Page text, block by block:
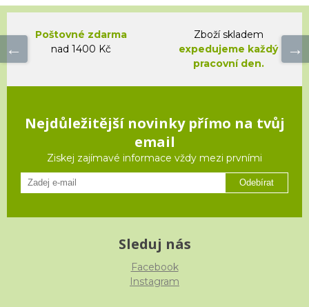
Poštovné zdarma
nad 1400 Kč
Zboží skladem
expedujeme každý
pracovní den.
Nejdůležitější novinky přímo na tvůj
email
Ziskej zajímavé informace vždy mezi prvními
Odebírat
Sleduj nás
Facebook
Instagram